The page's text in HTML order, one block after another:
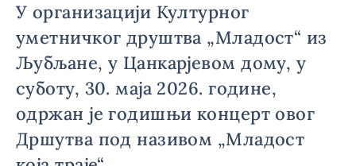
У организацији Културног
уметничког друштва „Младост“ из
Љубљане, у Цанкарјевом дому, у
суботу, 30. маја 2026. године,
одржан је годишњи концерт овог
Дршутва под називом „Младост